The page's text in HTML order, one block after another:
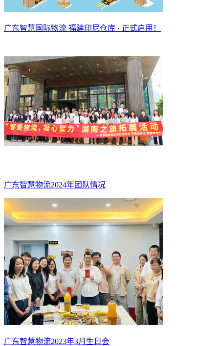
广东智慧国际物流 福建印尼仓库 · 正式启用！
广东智慧物流2024年团队情况
广东智慧物流2023年3月生日会